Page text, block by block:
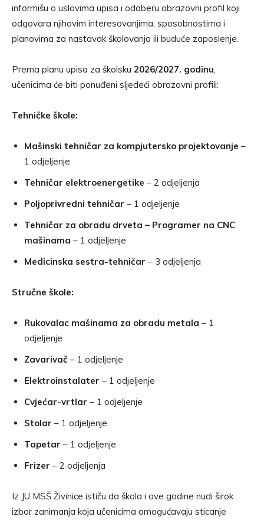
informišu o uslovima upisa i odaberu obrazovni profil koji
odgovara njihovim interesovanjima, sposobnostima i
planovima za nastavak školovanja ili buduće zaposlenje.
Prema planu upisa za školsku 2026/2027. godinu
učenicima će biti ponuđeni sljedeći obrazovni profili:
Tehničke škole:
Mašinski tehničar za kompjutersko projektovanje –
1 odjeljenje
Tehničar elektroenergetike – 2 odjeljenja
Poljoprivredni tehničar – 1 odjeljenje
Tehničar za obradu drveta – Programer na CNC
mašinama – 1 odjeljenje
Medicinska sestra-tehničar – 3 odjeljenja
Stručne škole:
Rukovalac mašinama za obradu metala – 1
odjeljenje
Zavarivač – 1 odjeljenje
Elektroinstalater – 1 odjeljenje
Cvjećar-vrtlar – 1 odjeljenje
Stolar – 1 odjeljenje
Tapetar – 1 odjeljenje
Frizer – 2 odjeljenja
Iz JU MSŠ Živinice ističu da škola i ove godine nudi širok
izbor zanimanja koja učenicima omogućavaju sticanje